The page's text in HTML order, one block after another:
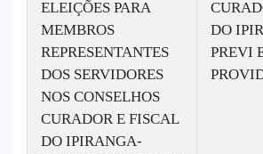
ELEIÇÕES PARA
MEMBROS
REPRESENTANTES
DOS SERVIDORES
NOS CONSELHOS
CURADOR E FISCAL
DO IPIRANGA-
DO
PREVI